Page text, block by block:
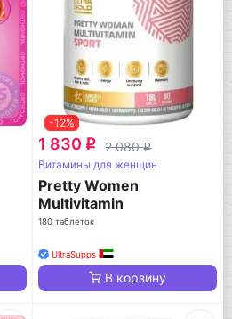
-12%
1 830 q 2 080q
Витамины для женщин
Pretty Women
Multivitamin
180 таблеток
UltraSupps
В корзину